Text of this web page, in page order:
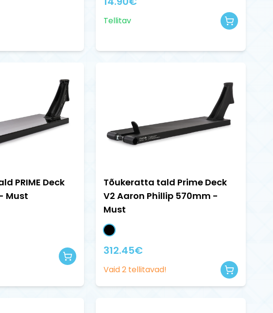
Tellitav
PRIME Deck
Must
Tõukeratta tald Prime Deck
V2 Aaron Phillip 570mm -
Must
312.45€
Vaid2tellitavad!